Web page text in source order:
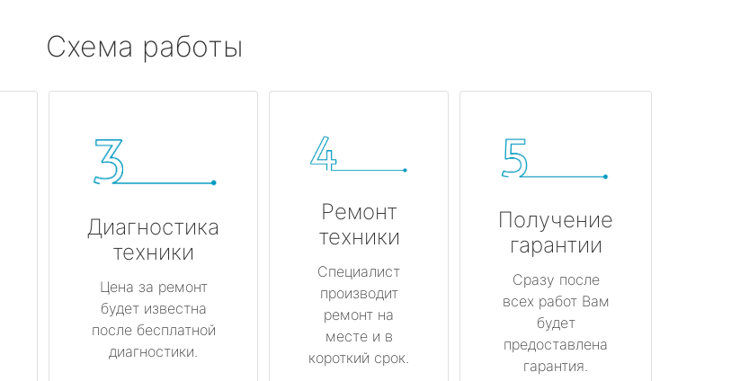
Схема работы
Диагностика
техники
Цена за ремонт
будет известна
после бесплатной
диагностики.
Ремонт
техники
Специалист
производит
ремонт на
месте и в
короткий срок.
Получение
гарантии
Сразу после
всех работ Вам
будет
предоставлена
гарантия.